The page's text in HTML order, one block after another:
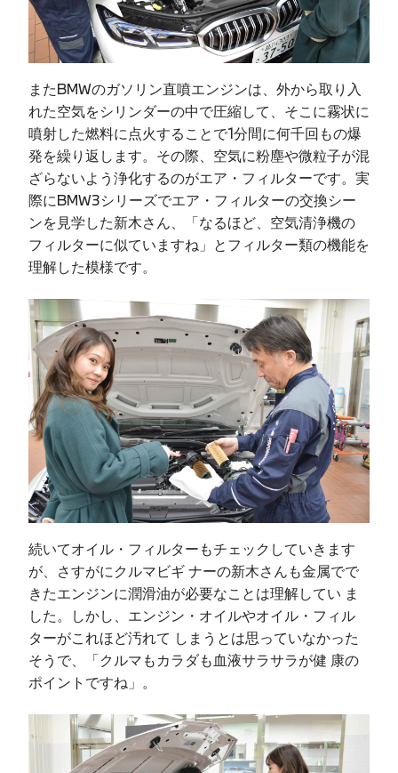
またBMWのガソリン直噴エンジンは、外から取り入
れた空気をシリンダーの中で圧縮して、そこに霧状に
噴射した燃料に点火することで1分間に何千回もの爆
発を繰り返します。その際、空気に粉塵や微粒子が混
ざらないよう浄化するのがエア・フィルターです。実
際にBMW3シリーズでエア・フィルターの交換シー
ンを見学した新木さん、「なるほど、空気清浄機の
フィルターに似ていますね」とフィルター類の機能を
理解した模様です。
続いてオイル・フィルターもチェックしていきます
が、さすがにクルマビギ ナーの新木さんも金属でで
きたエンジンに潤滑油が必要なことは理解してい ま
した。しかし、エンジン・オイルやオイル・フィル
ターがこれほど汚れて しまうとは思っていなかった
そうで、「クルマもカラダも血液サラサラが健 康の
ポイントですね」。